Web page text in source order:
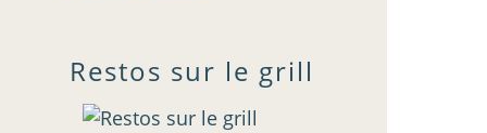
Restos sur le grill